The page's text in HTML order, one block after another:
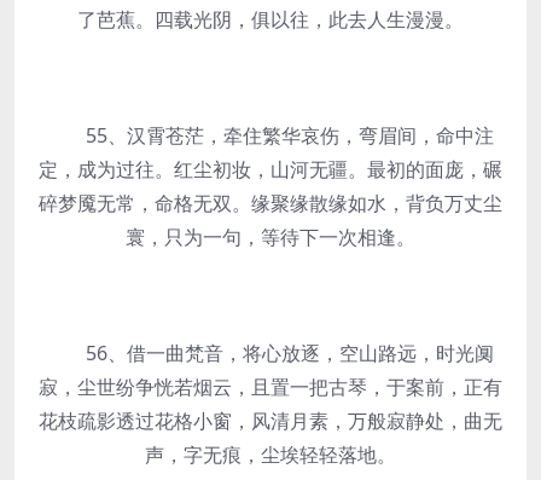
了芭蕉。四载光阴，俱以往，此去人生漫漫。
55、汉霄苍茫，牵住繁华哀伤，弯眉间，命中注
定，成为过往。红尘初妆，山河无疆。最初的面庞，碾
碎梦魇无常，命格无双。缘聚缘散缘如水，背负万丈尘
寰，只为一句，等待下一次相逢。
56、借一曲梵音，将心放逐，空山路远，时光阒
寂，尘世纷争恍若烟云，且置一把古琴，于案前，正有
花枝疏影透过花格小窗，风清月素，万般寂静处，曲无
声，字无痕，尘埃轻轻落地。